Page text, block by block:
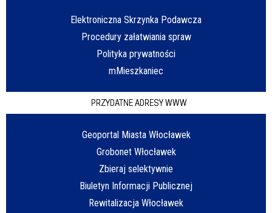
Elektroniczna Skrzynka Podawcza
Procedury załatwiania spraw
Polityka prywatności
mMieszkaniec
PRZYDATNE ADRESY WWW
Geoportal Miasta Włocławek
Grobonet Włocławek
Zbieraj selektywnie
Biuletyn Informacji Publicznej
Rewitalizacja Włocławek